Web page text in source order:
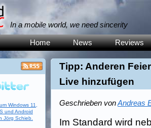
In a mobile world, we need sincerity
Home News Reviews
Tipp: Anderen
Live hinzufügen
Geschrieben vonAndreas
Im Standard wird
Windows 11,
und Android
Jörg Schieb.